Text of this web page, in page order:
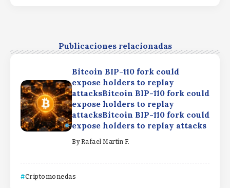
Publicaciones relacionadas
Bitcoin BIP-110 fork could
expose holders to replay
attacksBitcoin BIP-110 fork could
expose holders to replay
attacksBitcoin BIP-110 fork could
expose holders to replay attacks
By Rafael Martín F.
Criptomonedas